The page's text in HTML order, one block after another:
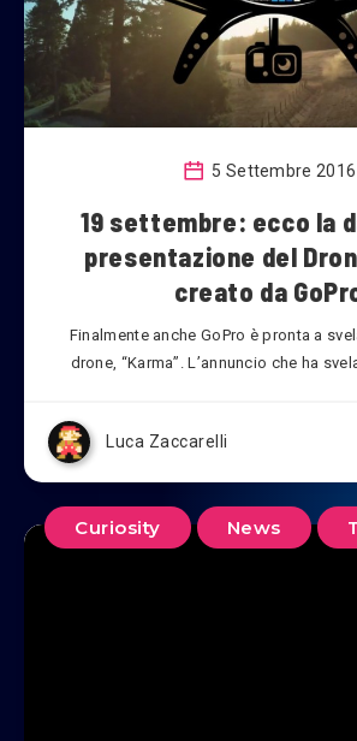
5 Settembre 2016
19 settembre: ecco la
presentazione del
creato da
Finalmente anche GoPro è pronta a
drone, “Karma”. L’annuncio che ha
Luca Zaccarelli
Curiosity News